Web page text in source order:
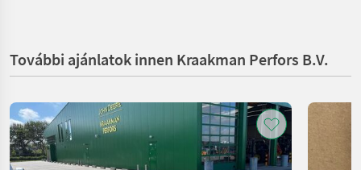
További ajánlatok innen Kraakman Perfors B.V.